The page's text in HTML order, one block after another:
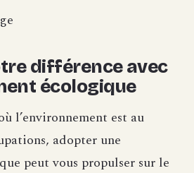
différence avec
écologique
l’environnement est au
adopter une
peut vous propulser sur le